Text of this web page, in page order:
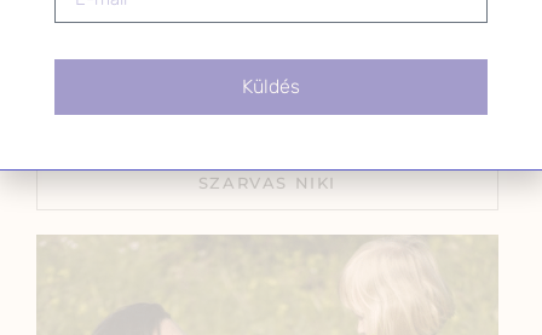
2026.01.15.
SZARVAS NIKI
Küldés